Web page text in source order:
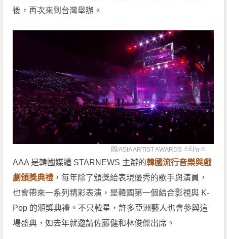
後，再次來到台灣舉辦。
圖/ASIA ARTIST AWARDS 스타뉴스
AAA 是韓國媒體 STARNEWS 主辦的韓國流行音樂與戲
劇頒獎典禮 ，每年除了頒獎給表現優秀的歌手與演員，
也會帶來一系列精彩表演，是韓國第一個結合影視與 K-
Pop 的頒獎典禮。不只韓星，許多亞洲藝人也會參與這
場盛典，如去年就邀請佐藤健和林俊傑出席。